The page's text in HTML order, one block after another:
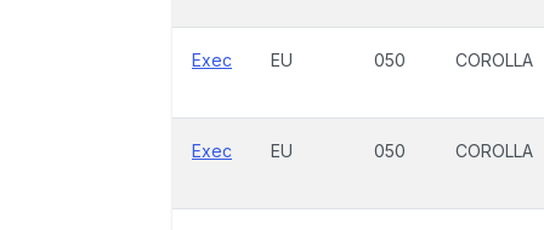
Exec EU 050 COROLLA
Exec EU 050 COROLLA